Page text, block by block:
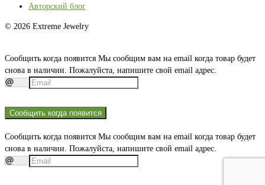
Авторский блог
© 2026 Extreme Jewelry
Сообщить когда появится Мы сообщим вам на email когда товар будет
снова в наличии. Пожалуйста, напишите свой email адрес.
Сообщить когда появится
Сообщить когда появится Мы сообщим вам на email когда товар будет
снова в наличии. Пожалуйста, напишите свой email адрес.